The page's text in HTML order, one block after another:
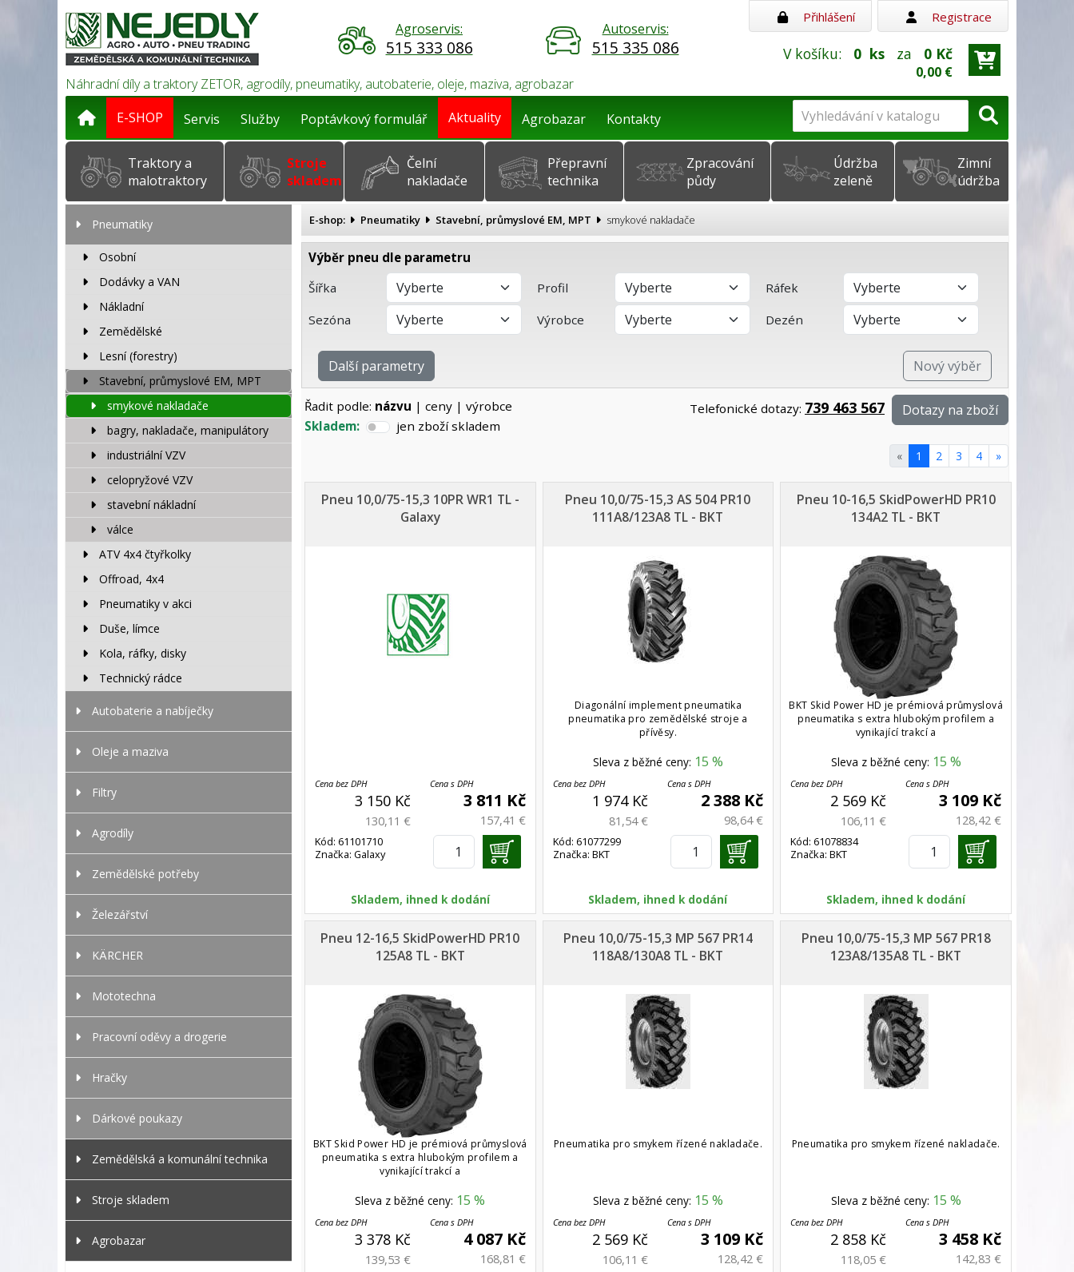
Přihlášení Registrace
Náhradní díly a traktory ZETOR, agrodíly, pneumatiky, autobaterie, oleje, maziva, agrobazar
Agroservis:
515 333 086
Autoservis:
515 335 086 V košíku: 0 ks za 0 Kč
0,00 €
E-SHOP Servis Služby Poptávkový formulář Aktuality Agrobazar Kontakty
Traktory a
malotraktory
Stroje
skladem
Čelní
nakladače
Přepravní
technika
Zpracování
půdy
Údržba
zeleně
Zimní
údržba
Pneumatiky
Osobní
Dodávky a VAN
Nákladní
Zemědělské
Lesní (forestry)
Stavební, průmyslové EM, MPT
smykové nakladače
bagry, nakladače, manipulátory
industriální VZV
celopryžové VZV
stavební nákladní
válce
ATV 4x4 čtyřkolky
Offroad, 4x4
Pneumatiky v akci
Duše, límce
Kola, ráfky, disky
Technický rádce
Autobaterie a nabíječky
Oleje a maziva
Filtry
Agrodíly
Zemědělské potřeby
Železářství
KÄRCHER
Mototechna
Pracovní oděvy a drogerie
Hračky
Dárkové poukazy
Zemědělská a komunální technika
Stroje skladem
Agrobazar
E-shop: Pneumatiky Stavební, průmyslové EM, MPT smykové nakladače
Výběr pneu dle parametru
Šířka
Profil
Ráfek
Sezóna
Výrobce Dezén
Další parametry Nový výběr
Řadit podle: názvu | ceny | výrobce
Skladem:
jen zboží skladem
Telefonické dotazy: 739 463 567 Dotazy na zboží
« 1 2 3 4 »
Pneu 10,0/75-15,3 10PR WR1 TL -
Galaxy
Cena bez DPH
3 150 Kč
130,11 €
Cena s DPH
3 811 Kč
157,41 €
Kód: 61101710
Značka: Galaxy
Skladem, ihned k dodání
Pneu 10,0/75-15,3 AS 504 PR10
111A8/123A8 TL - BKT
Diagonální implement pneumatika
pneumatika pro zemědělské stroje a
přívěsy.
Sleva z běžné ceny: 15 %
Cena bez DPH
1 974 Kč
81,54 €
Cena s DPH
2 388 Kč
98,64 €
Kód: 61077299
Značka: BKT
Skladem, ihned k dodání
Pneu 10-16,5 SkidPowerHD PR10
134A2 TL - BKT
BKT Skid Power HD je prémiová průmyslová
pneumatika s extra hlubokým profilem a
vynikající trakcí a
Sleva z běžné ceny: 15 %
Cena bez DPH
2 569 Kč
106,11 €
Cena s DPH
3 109 Kč
128,42 €
Kód: 61078834
Značka: BKT
Skladem, ihned k dodání
Pneu 12-16,5 SkidPowerHD PR10
125A8 TL - BKT
BKT Skid Power HD je prémiová průmyslová
pneumatika s extra hlubokým profilem a
vynikající trakcí a
Sleva z běžné ceny: 15 %
Cena bez DPH
3 378 Kč
139,53 €
Cena s DPH
4 087 Kč
168,81 €
Pneu 10,0/75-15,3 MP 567 PR14
118A8/130A8 TL - BKT
Pneumatika pro smykem řízené nakladače.
Sleva z běžné ceny: 15 %
Cena bez DPH
2 569 Kč
106,11 €
Cena s DPH
3 109 Kč
128,42 €
Pneu 10,0/75-15,3 MP 567 PR18
123A8/135A8 TL - BKT
Pneumatika pro smykem řízené nakladače.
Sleva z běžné ceny: 15 %
Cena bez DPH
2 858 Kč
118,05 €
Cena s DPH
3 458 Kč
142,83 €